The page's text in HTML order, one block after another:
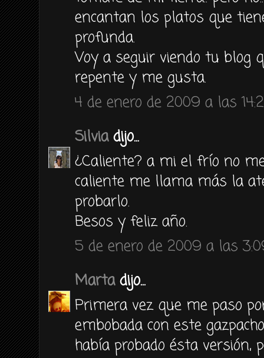
encantan los platos que
profunda.
Voy a seguir viendo tu blog
repente y me gusta.
4 de enero de 2009 a las
Silviadijo...
¿Caliente? a mi el frío no
caliente me llama más la
probarlo.
Besos y feliz año.
5 de enero de 2009 a las
Martadijo...
Primera vez que me paso
embobada con este
había probado ésta versión,